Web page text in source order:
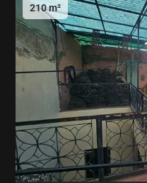
210 m²